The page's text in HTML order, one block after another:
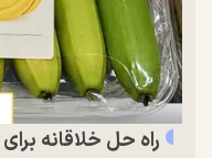
راه حل خلاقانه